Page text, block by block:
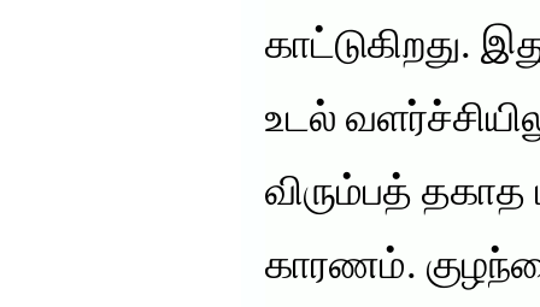
காட்டுகிறது.
உடல்
விரும்பத்
காரணம்.